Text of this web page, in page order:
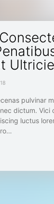
pulvinar
dictum. Vici
luctus